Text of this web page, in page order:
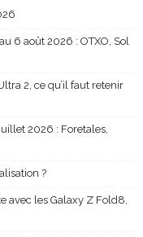
6 août 2026 : OTXO, Sol
2, ce qu’il faut retenir
2026 : Foretales,
?
avec les Galaxy Z Fold8,